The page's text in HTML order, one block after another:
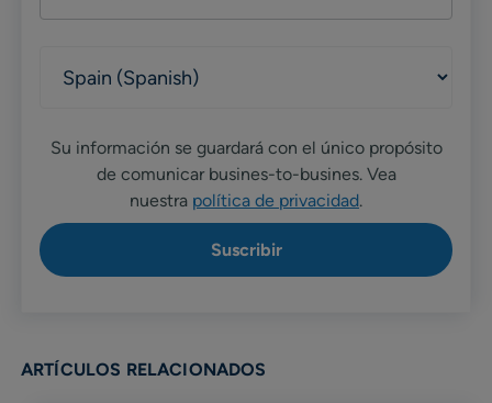
Su información se guardará con el único propósito
de comunicar busines-to-busines. Vea
nuestra política de privacidad.
ARTÍCULOS RELACIONADOS